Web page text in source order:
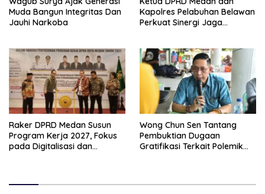
Muda Bangun Integritas Dan
Jauhi Narkoba
Kapolres Pelabuhan Belawan
Perkuat Sinergi Jaga
Belawan
Raker DPRD Medan Susun
Program Kerja 2027, Fokus
pada Digitalisasi dan
Wong Chun Sen Tantang
Pembuktian Dugaan
Gratifikasi Terkait Polemik